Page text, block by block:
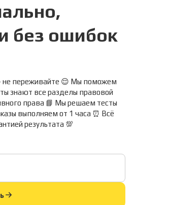
без ошибок
не переживайте 😌 Мы поможем
знают все разделы правовой
права 📘 Мы решаем тесты
выполняем от 1 часа ⏰ Всё
результата 💯